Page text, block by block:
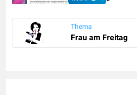
Thema
Frau am Freitag